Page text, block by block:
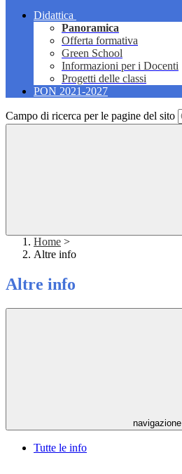
Didattica
Panoramica
Offerta formativa
Green School
Informazioni per i Docenti
Progetti delle classi
PON 2021-2027
Campo di ricerca per le pagine del sito
Home >
Altre info
Altre info
navigazione
Tutte le info